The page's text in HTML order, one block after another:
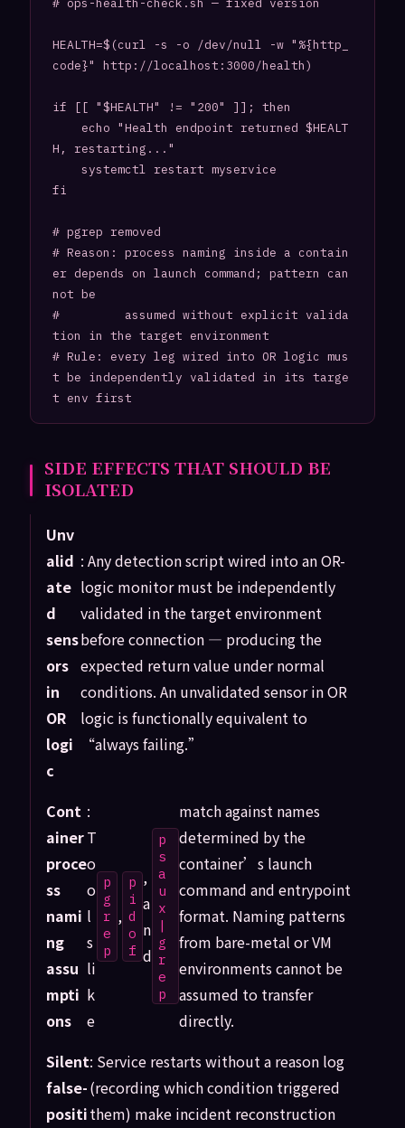
# ops-health-check.sh — fixed version
HEALTH=$(curl -s -o /dev/null -w "%{http_
code}" http://localhost:3000/health)
if [[ "$HEALTH" != "200" ]]; then
H, restarting..."
fi
# pgrep removed
# Reason: process naming inside a contain
er depends on launch command; pattern can
not be
#         assumed without explicit valida
tion in the target environment
# Rule: every leg wired into OR logic mus
t be independently validated in its targe
t env first
SIDE EFFECTS THAT SHOULD BE
ISOLATED
Unv
alid
ate
d
sens
ors
in
OR
logi
c
: Any detection script wired into an OR-
logic monitor must be independently
validated in the target environment
before connection — producing the
expected return value under normal
conditions. An unvalidated sensor in OR
logic is functionally equivalent to
“always failing.”
Cont
ainer
proce
ss
nami
ng
assu
mpti
ons
:
T
o
o
l
s
li
k
e
p
g
r
e
p
,
p
i
d
o
f
,
a
n
d
p
s
a
u
x
|
g
r
e
p
match against names
determined by the
container’s launch
command and entrypoint
format. Naming patterns
from bare-metal or VM
environments cannot be
assumed to transfer
directly.
Silent
false-
positi
: Service restarts without a reason log
(recording which condition triggered
them) make incident reconstruction